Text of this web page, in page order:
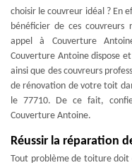
choisir le couvreur idéal ? En
bénéficier de ces
appel à Couverture
Couverture Antoine dispose
ainsi que des couvreurs
de rénovation de votre toit
le 77710. De ce fait,
Couverture Antoine.
Réussir la réparation
Tout problème de toiture doit